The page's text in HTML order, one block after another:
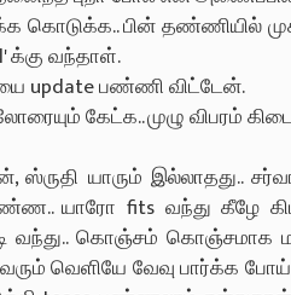
கொடுக்க.. பின் தண்ணியில்
க்கு வந்தாள்.
update பண்ணி விட்டேன்.
கேட்க.. முழு விபரம்
ஸ்ருதி யாரும் இல்லாதது..
யாரோ fits வந்து கீழே
வந்து.. கொஞ்சம் கொஞ்சமாக
வெளியே வேவு பார்க்க